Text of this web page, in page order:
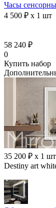
Часы
4 500 ₽ x 1 шт
58 240 ₽
0
Купить набор
35 200 ₽ x 1 шт
Destiny art